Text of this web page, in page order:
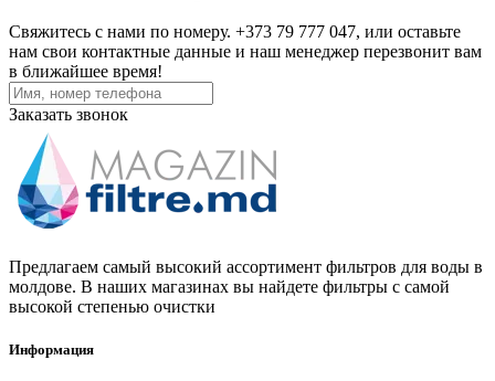
Свяжитесь с нами по номеру. +373 79 777 047, или оставьте
нам свои контактные данные и наш менеджер перезвонит вам
в ближайшее время!
Заказать звонок
Предлагаем самый высокий ассортимент фильтров для воды в
молдове. В наших магазинах вы найдете фильтры с самой
высокой степенью очистки
Информация